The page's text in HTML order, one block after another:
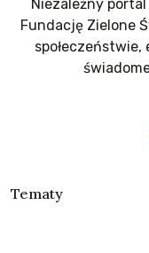
Niezależny
Fundację Zielone
Tematy